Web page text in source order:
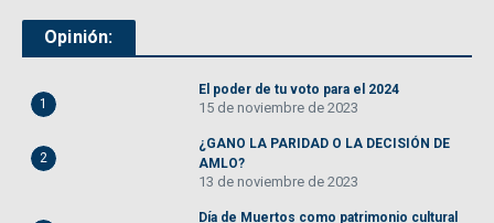
Opinión:
1
El poder de tu voto para el 2024
15 de noviembre de 2023
2
¿GANO LA PARIDAD O LA DECISIÓN DE
AMLO?
13 de noviembre de 2023
Día de Muertos como patrimonio cultural